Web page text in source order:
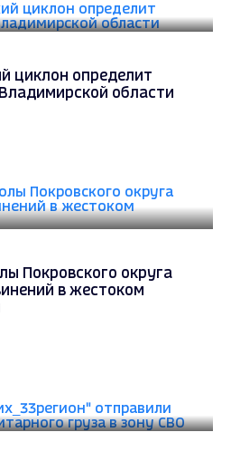
циклон определит
области
Покровского округа
в жестоком